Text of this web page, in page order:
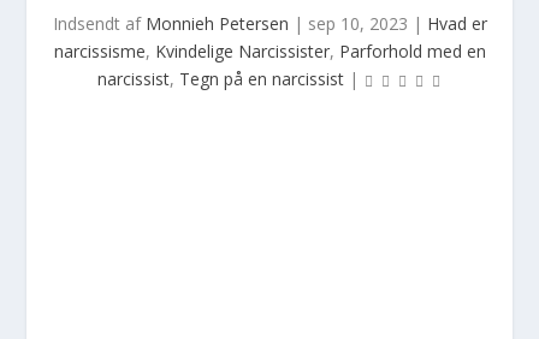
Indsendt af Monnieh Petersen | sep 10, 2023 | Hvad er
narcissisme, Kvindelige Narcissister, Parforhold med en
narcissist, Tegn på en narcissist|